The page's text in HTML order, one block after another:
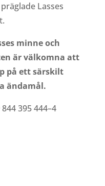
Lasses
minne och
är välkomna att
på ett särskilt
ändamål.
395 444–4